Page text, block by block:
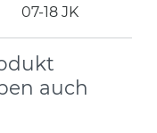
07-18 JK
auch